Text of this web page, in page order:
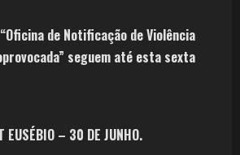
de Notificação de Violência
seguem até esta sexta
EUSÉBIO – 30 DE JUNHO.